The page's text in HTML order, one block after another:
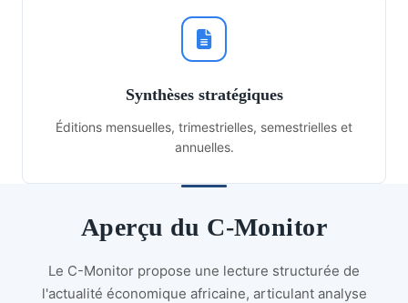
Synthèses stratégiques
Éditions mensuelles, trimestrielles, semestrielles et
annuelles.
Aperçu du C-Monitor
Le C-Monitor propose une lecture structurée de
l'actualité économique africaine, articulant analyse